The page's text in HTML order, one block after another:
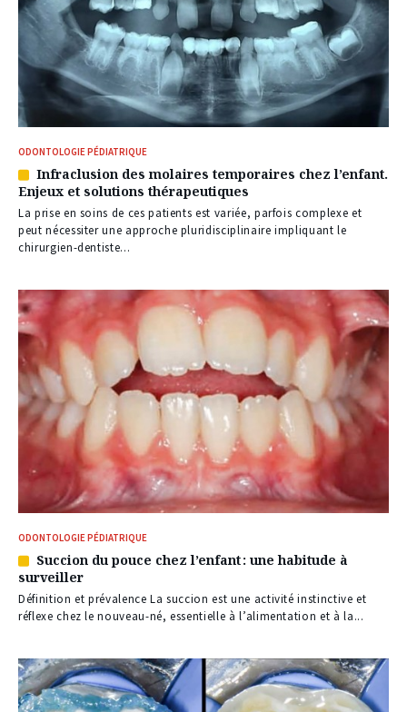
ODONTOLOGIE PÉDIATRIQUE
Article
réservé
à
nos
abonnés
Infraclusion des molaires temporaires chez l’enfant.
Enjeux et solutions thérapeutiques
La prise en soins de ces patients est variée, parfois complexe et
peut nécessiter une approche pluridisciplinaire impliquant le
chirurgien-dentiste...
ODONTOLOGIE PÉDIATRIQUE
Article
réservé
à
nos
Succion du pouce chez l’enfant : une habitude à
surveiller
Définition et prévalence La succion est une activité instinctive et
réflexe chez le nouveau-né, essentielle à l’alimentation et à la...